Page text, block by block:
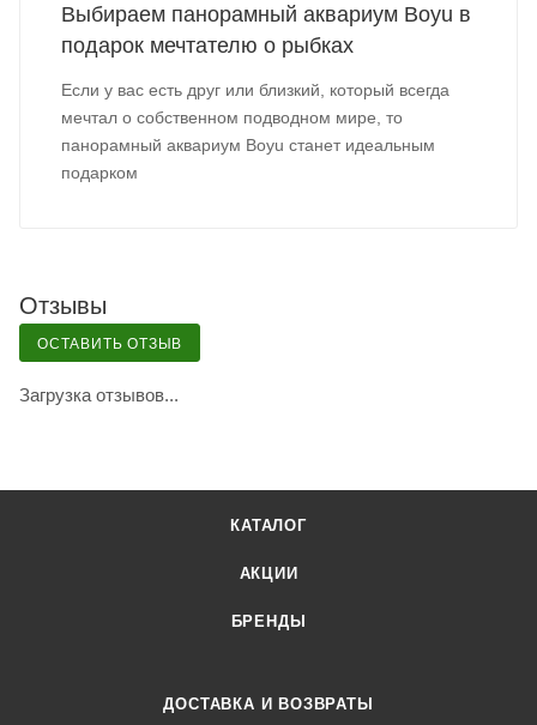
Выбираем панорамный аквариум Boyu в
подарок мечтателю о рыбках
Если у вас есть друг или близкий, который всегда
мечтал о собственном подводном мире, то
панорамный аквариум Boyu станет идеальным
подарком
Отзывы
ОСТАВИТЬ ОТЗЫВ
Загрузка отзывов...
КАТАЛОГ
АКЦИИ
БРЕНДЫ
ДОСТАВКА И ВОЗВРАТЫ